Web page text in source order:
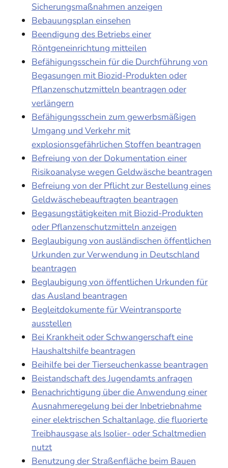
Sicherungsmaßnahmen anzeigen
Bebauungsplan einsehen
Beendigung des Betriebs einer
Röntgeneinrichtung mitteilen
Befähigungsschein für die Durchführung von
Begasungen mit Biozid-Produkten oder
Pflanzenschutzmitteln beantragen oder
verlängern
Befähigungsschein zum gewerbsmäßigen
Umgang und Verkehr mit
explosionsgefährlichen Stoffen beantragen
Befreiung von der Dokumentation einer
Risikoanalyse wegen Geldwäsche beantragen
Befreiung von der Pflicht zur Bestellung eines
Geldwäschebeauftragten beantragen
Begasungstätigkeiten mit Biozid-Produkten
oder Pflanzenschutzmitteln anzeigen
Beglaubigung von ausländischen öffentlichen
Urkunden zur Verwendung in Deutschland
beantragen
Beglaubigung von öffentlichen Urkunden für
das Ausland beantragen
Begleitdokumente für Weintransporte
ausstellen
Bei Krankheit oder Schwangerschaft eine
Haushaltshilfe beantragen
Beihilfe bei der Tierseuchenkasse beantragen
Beistandschaft des Jugendamts anfragen
Benachrichtigung über die Anwendung einer
Ausnahmeregelung bei der Inbetriebnahme
einer elektrischen Schaltanlage, die fluorierte
Treibhausgase als Isolier- oder Schaltmedien
nutzt
Benutzung der Straßenfläche beim Bauen